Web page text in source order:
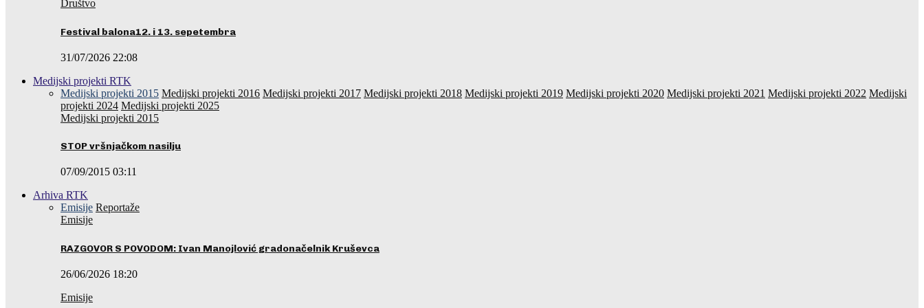
Društvo
Festival balona12. i 13. sepetembra
31/07/2026 22:08
Medijski projekti RTK
Medijski projekti 2015 Medijski projekti 2016 Medijski projekti 2017 Medijski projekti 2018 Medijski projekti 2019 Medijski projekti 2020 Medijski projekti 2021 Medijski projekti 2022 Medijski
projekti 2024 Medijski projekti 2025
Medijski projekti 2015
STOP vršnjačkom nasilju
07/09/2015 03:11
Arhiva RTK
Emisije Reportaže
Emisije
RAZGOVOR S POVODOM: Ivan Manojlović gradonačelnik Kruševca
26/06/2026 18:20
Emisije